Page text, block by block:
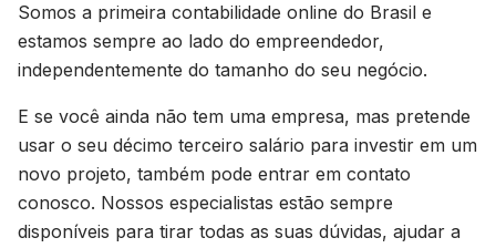
Somos a primeira contabilidade online do Brasil e
estamos sempre ao lado do empreendedor,
independentemente do tamanho do seu negócio.
E se você ainda não tem uma empresa, mas pretende
usar o seu décimo terceiro salário para investir em um
novo projeto, também pode entrar em contato
conosco. Nossos especialistas estão sempre
disponíveis para tirar todas as suas dúvidas, ajudar a